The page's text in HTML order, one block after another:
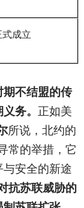
成立
不结盟的传
务。 正如美
所说，北约的
常的举措，它
安全的新途
抗苏联威胁的